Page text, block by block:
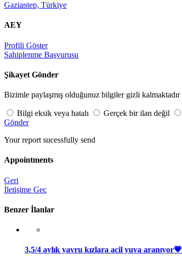
Gaziantep, Türkiye
AEY
Profili Göster
Sahiplenme Başvurusu
Şikayet Gönder
Bizimle paylaşmış olduğunuz bilgiler gizli kalmaktadır
Bilgi eksik veya hatalı Gerçek bir ilan değil
Gönder
Your report sucessfully send
Appointments
Geri
İletişime Geç
Benzer İlanlar
3,5/4 aylık yavru kızlara acil yuva aranıyor💗